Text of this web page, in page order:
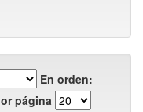
En orden:
página